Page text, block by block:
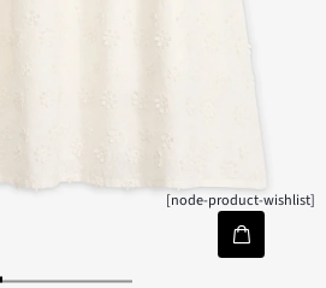
[node-product-wishlist]